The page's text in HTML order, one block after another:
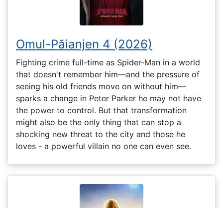
Omul-Păianjen 4 (2026)
Fighting crime full-time as Spider-Man in a world
that doesn't remember him—and the pressure of
seeing his old friends move on without him—
sparks a change in Peter Parker he may not have
the power to control. But that transformation
might also be the only thing that can stop a
shocking new threat to the city and those he
loves - a powerful villain no one can even see.